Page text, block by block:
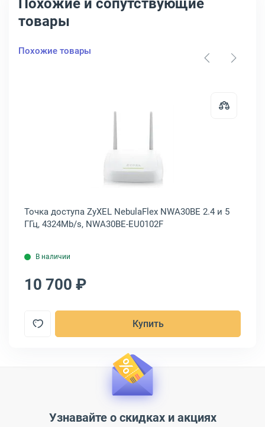
Похожие и сопутствующие
товары
Похожие товары
HPE Aruba AP-535 2.4 и 5 ГГц, 2400Mb/s, JZ336A
Открыть товар: Точка доступа
Точка доступа ZyXEL NebulaFlex NWA30BE 2.4 и 5
ГГц, 4324Mb/s, NWA30BE-EU0102F
В наличии
10 700 ₽
Купить
Узнавайте о скидках и акциях